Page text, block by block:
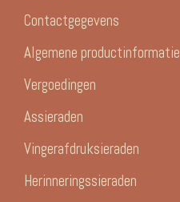
Contactgegevens
Algemene productinformatie
Vergoedingen
Assieraden
Vingerafdruksieraden
Herinneringssieraden